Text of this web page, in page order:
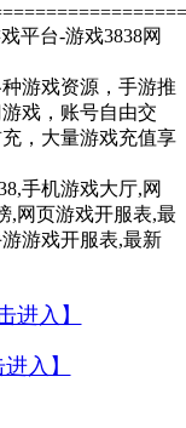
平台-游戏3838网
游戏资源，手游推
戏，账号自由交
，大量游戏充值享
手机游戏大厅,网
,网页游戏开服表,最
游戏开服表,最新
进入】
进入】